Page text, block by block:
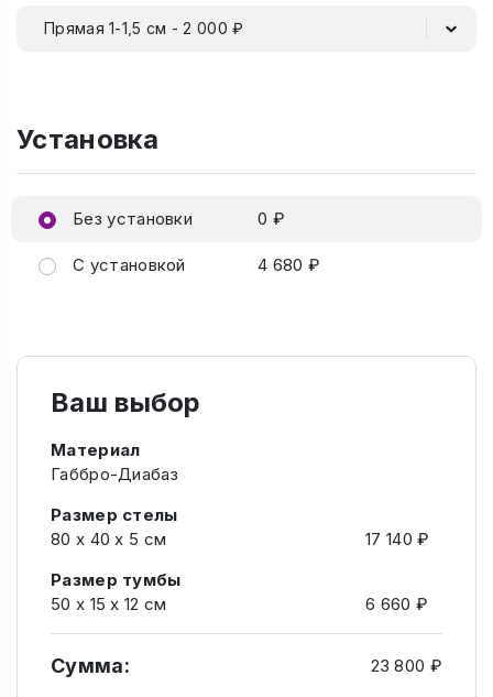
Прямая 1-1,5 см - 2 000 ₽
Установка
Без установки 0 ₽
С установкой 4 680 ₽
Ваш выбор
Материал
Габбро-Диабаз
Размер стелы
80 х 40 х 5 см
17 140 ₽
Размер тумбы
50 х 15 х 12 см
6 660 ₽
Сумма: 23 800 ₽